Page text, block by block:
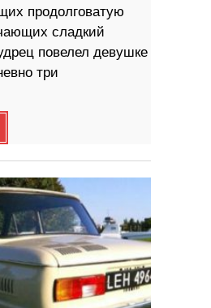
продолговатую
сладкий
повелел девушке
три